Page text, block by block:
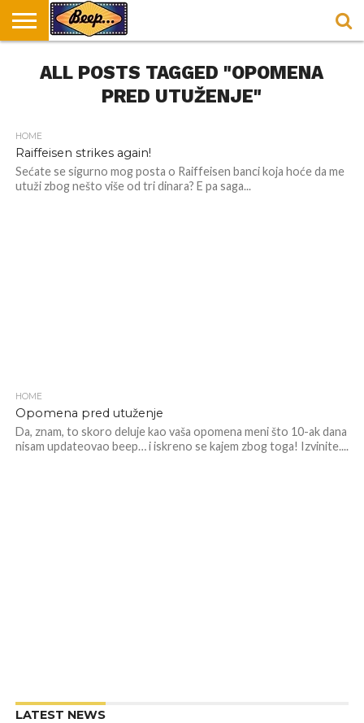
DORUČAK
U
SVAKODNEVICA
ENTERTAINMENT
LOKACIJE
ZA
HRANA I
RECEPTI
NEPUSACKI
LOKALI
ALL POSTS TAGGED "OPOMENA
PRED UTUŽENJE"
HOME
Raiffeisen strikes again!
Sećate se sigurno mog posta o Raiffeisen banci koja hoće da me
utuži zbog nešto više od tri dinara? E pa saga...
HOME
Opomena pred utuženje
Da, znam, to skoro deluje kao vaša opomena meni što 10-ak dana
nisam updateovao beep… i iskreno se kajem zbog toga! Izvinite....
LATEST NEWS